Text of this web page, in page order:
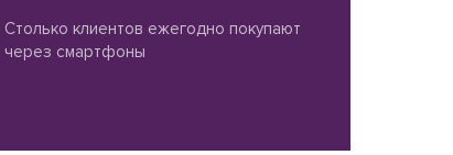
Столько клиентов ежегодно покупают
через смартфоны